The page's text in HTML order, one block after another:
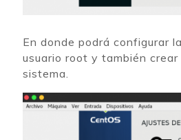
En donde podrá configurar
usuario root y también crear
sistema.